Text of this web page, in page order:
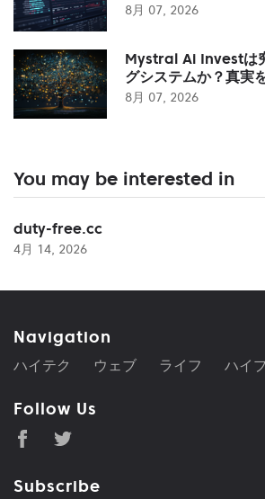
8月 07, 2026
Mystral Ai Investは
グシステムか？真実
8月 07, 2026
You may be interested in
duty-free.cc
4月 14, 2026
Navigation
ハイテク ウェブ ライフ ハイ
Follow Us
Subscribe